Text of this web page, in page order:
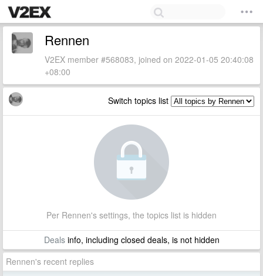
Rennen
V2EX member #568083, joined on 2022-01-05 20:40:08
+08:00
Switch topics list
Per Rennen's settings, the topics list is hidden
Dealsinfo, including closed deals, is not hidden
Rennen's recent replies